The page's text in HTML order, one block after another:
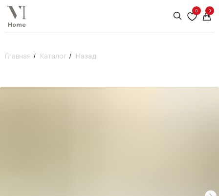
0 0
Главная / Каталог / Назад